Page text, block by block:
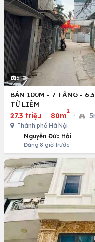
5
BÁN 100M - 7 TẦNG -
TỪ LIÊM
27.3 triệu · 80m
2
·
Thành phố Hà Nội
Nguyễn Đức Hải
Đăng 8 giờ trước